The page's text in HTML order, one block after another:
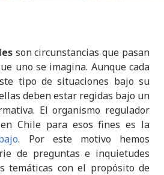
son circunstancias que pasan
uno se imagina. Aunque cada
tipo de situaciones bajo su
deben estar regidas bajo un
El organismo regulador
Chile para esos fines es la
. Por este motivo hemos
de preguntas e inquietudes
temáticas con el propósito de